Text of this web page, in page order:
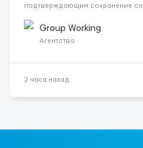
подтверждающим сохранение
A1 могут получить граждане
рынку труда ЕС (Укра...
Group Working
Агентство
2 часа назад